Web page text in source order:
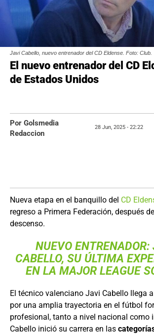
Javi Cabello, nuevo entrenador del CD Eldense. Foto: Club.
El nuevo entrenador del CD
de Estados Unidos
Nueva etapa en el banquillo del CD
regreso a Primera Federación, después
descenso.
NUEVO ENTRENADOR:
CABELLO, SU ÚLTIMA
EN LA MAJOR LEAGUE
El técnico valenciano Javi Cabello llega
por una amplia trayectoria en el fútbol
profesional, tanto a nivel nacional como
Cabello inició su carrera en las
Por Golsmedia
Redaccion
28 Jun, 2025 - 22:22